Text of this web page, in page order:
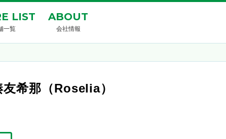
LIST
一覧
ABOUT
会社情報
希那（Roselia）